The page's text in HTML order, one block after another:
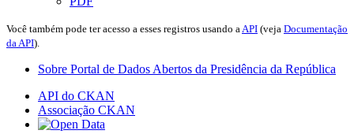
Você também pode ter acesso a esses registros usando a API (veja Documentação
da API).
Sobre Portal de Dados Abertos da Presidência da República
API do CKAN
Associação CKAN